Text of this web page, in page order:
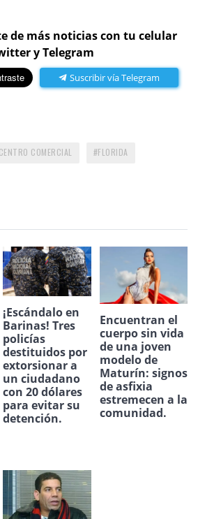
de más noticias con tu celular
y Telegram
Suscribir vía Telegram
CENTRO COMERCIAL FLORIDA
¡Escándalo en
Barinas! Tres
policías
destituidos por
extorsionar a
un ciudadano
con 20 dólares
para evitar su
detención.
Encuentran el
cuerpo sin vida
de una joven
modelo de
Maturín: signos
de asfixia
estremecen a la
comunidad.